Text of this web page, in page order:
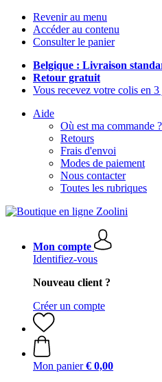
Revenir au menu
Accéder au contenu
Consulter le panier
Belgique : Livraison
Retour gratuit
Vous recevez votre colis en
Aide
Où est ma commande ?
Retours
Frais d'envoi
Modes de paiement
Nous contacter
Toutes les rubriques
Mon compte
Identifiez-vous
Nouveau client ?
Créer un compte
Mon panier € 0,00